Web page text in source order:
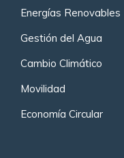
Energías Renovables
Gestión del Agua
Cambio Climático
Movilidad
Economía Circular